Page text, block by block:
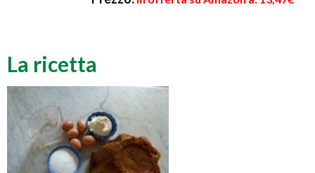
La ricetta